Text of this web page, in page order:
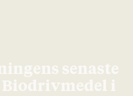
senaste
Biodrivmedel i